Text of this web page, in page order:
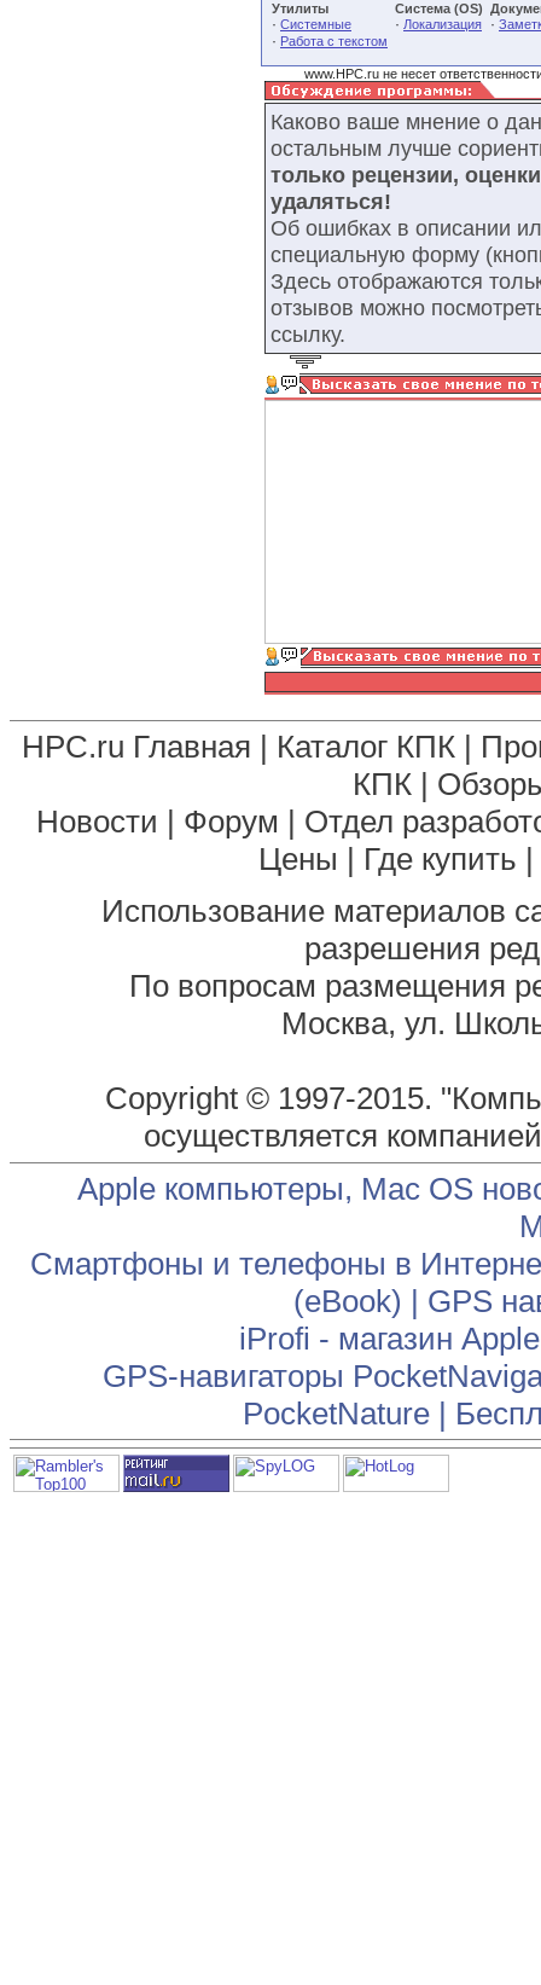
Утилиты
· Системные
· Работа с текстом
Система (OS)
· Локализация ·
www.HPC.ru не несет
Каково ваше мнение о
остальным лучше
только рецензии,
удаляться!
Об ошибках в описании
специальную форму
Здесь отображаются
отзывов можно
ссылку.
HPC.ru Главная | Каталог КПК |
КПК |
Новости | Форум | Отдел
Цены | Где купить |
Использование материалов
разрешения
По вопросам размещения
Москва, ул.
Copyright © 1997-2015.
осуществляется
Apple компьютеры, Mac OS
Смартфоны и телефоны в
(eBook) | GPS
iProfi - магазин
GPS-навигаторы
PocketNature|